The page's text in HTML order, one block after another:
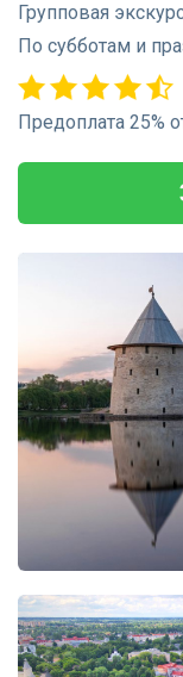
Групповая
По субботам и
Предоплата 25%